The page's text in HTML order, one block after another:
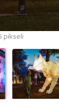
pikseli